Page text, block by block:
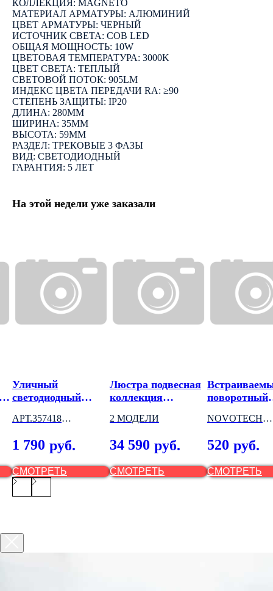
КОЛЛЕКЦИЯ: MAGNETO
МАТЕРИАЛ АРМАТУРЫ: АЛЮМИНИЙ
ЦВЕТ АРМАТУРЫ: ЧЕРНЫЙ
ИСТОЧНИК СВЕТА: COB LED
ОБЩАЯ МОЩНОСТЬ: 10W
ЦВЕТОВАЯ ТЕМПЕРАТУРА: 3000K
ЦВЕТ СВЕТА: ТЕПЛЫЙ
СВЕТОВОЙ ПОТОК: 905LM
ИНДЕКС ЦВЕТА ПЕРЕДАЧИ RA: ≥90
СТЕПЕНЬ ЗАЩИТЫ: IP20
ДЛИНА: 280ММ
ШИРИНА: 35ММ
ВЫСОТА: 59ММ
РАЗДЕЛ: ТРЕКОВЫЕ 3 ФАЗЫ
ВИД: СВЕТОДИОДНЫЙ
ГАРАНТИЯ: 5 ЛЕТ
На этой недели уже заказали
Уличный
светодиодный
светильник
АРТ.357418
NOVOTECH
1 790 руб.
СМОТРЕТЬ
Люстра подвесная
коллекция
2 МОДЕЛИ
34 590 руб.
СМОТРЕТЬ
поворотный
NOVOTECH
(ВЕНГРИЯ) 2
520 руб.
СМОТРЕТЬ